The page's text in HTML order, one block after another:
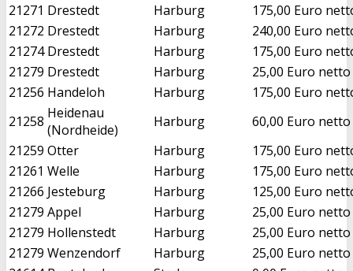
21271 Drestedt Harburg
175,00 Euro
21272 Drestedt Harburg
240,00 Euro
21274 Drestedt Harburg
175,00 Euro
21279 Drestedt Harburg
25,00 Euro netto
21256 Handeloh Harburg
175,00 Euro
21258 Heidenau
(Nordheide)
Harburg
60,00 Euro netto
21259 Otter Harburg
175,00 Euro
21261 Welle Harburg
175,00 Euro
21266 Jesteburg Harburg
125,00 Euro
21279 Appel Harburg
25,00 Euro netto
21279 Hollenstedt Harburg
25,00 Euro netto
21279 Wenzendorf Harburg
25,00 Euro netto